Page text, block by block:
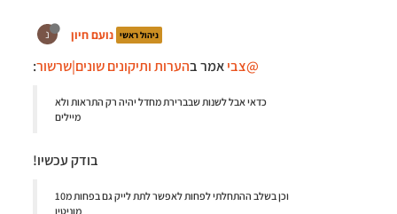
נ נועם חיון ניהול ראשי
@צביאמר בהערות ותיקונים שונים|שרשור:
כדאי אבל לשנות שבברירת מחדל יהיה רק התראות ולא
מיילים
בודק עכשיו!
וכן בשלב ההתחלתי לפחות לאפשר לתת לייק גם בפחות מ10
מוניטין